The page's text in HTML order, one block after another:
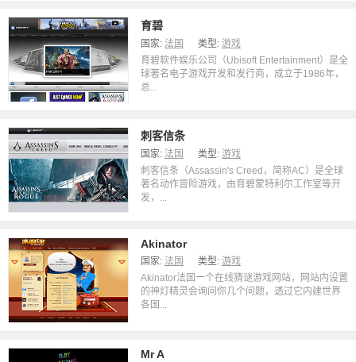
育碧
国家: 法国 类型: 游戏
育碧软件娱乐公司（Ubisoft Entertainment）是全
球著名电子游戏开发和发行商，成立于1986年，
总...
刺客信条
国家: 法国 类型: 游戏
刺客信条（Assassin's Creed，简称AC）是全球
著名动作冒险游戏，由育碧蒙特利尔工作室等开
发，...
Akinator
国家: 法国 类型: 游戏
Akinator法国一个在线猜谜游戏网站，网站内设置
的神灯精灵会询问你几个问题，透过它内建世界
各国...
Mr A